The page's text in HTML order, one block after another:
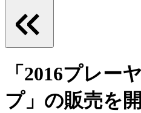
「2016プレー
プ」の販売を